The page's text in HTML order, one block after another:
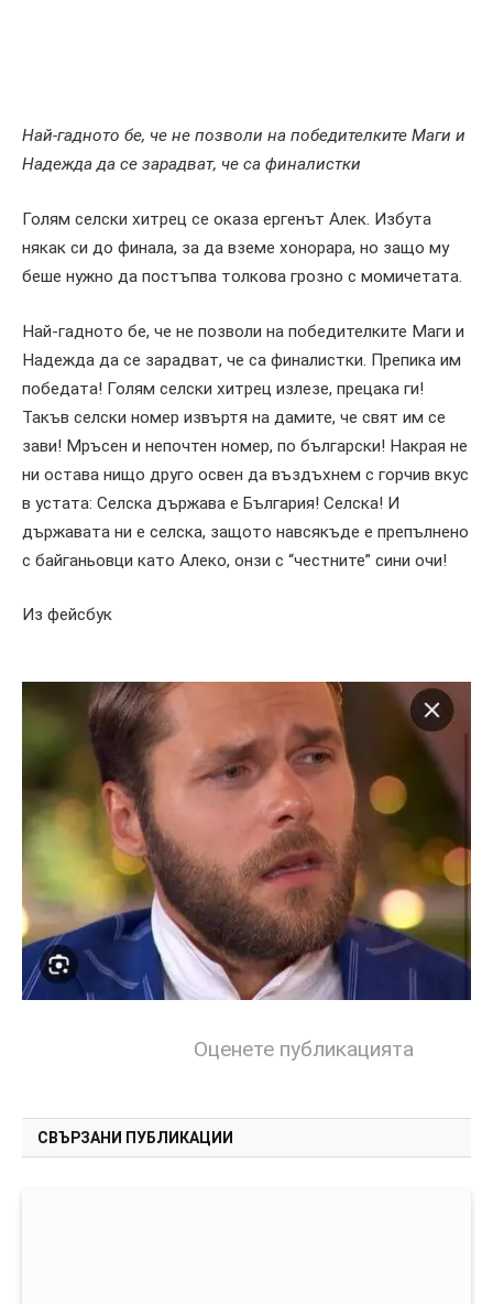
Най-гадното бе, че не позволи на победителките Маги и
Надежда да се зарадват, че са финалистки
Голям селски хитрец се оказа ергенът Алек. Избута
някак си до финала, за да вземе хонорара, но защо му
беше нужно да постъпва толкова грозно с момичетата.
Най-гадното бе, че не позволи на победителките Маги и
Надежда да се зарадват, че са финалистки. Препика им
победата! Голям селски хитрец излезе, прецака ги!
Такъв селски номер извъртя на дамите, че свят им се
зави! Мръсен и непочтен номер, по български! Накрая не
ни остава нищо друго освен да въздъхнем с горчив вкус
в устата: Селска държава е България! Селска! И
държавата ни е селска, защото навсякъде е препълнено
с байганьовци като Алеко, онзи с “честните” сини очи!
Из фейсбук
Оценете публикацията
СВЪРЗАНИ ПУБЛИКАЦИИ